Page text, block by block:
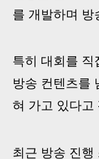
를 개발하며 방
특히 대회를 직
방송 컨텐츠를
혀 가고 있다고
최근 방송 진행